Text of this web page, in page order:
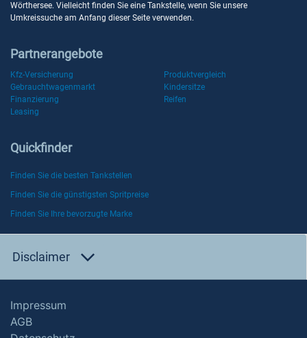
Wörthersee. Vielleicht finden Sie eine Tankstelle, wenn Sie unsere
Umkreissuche am Anfang dieser Seite verwenden.
Partnerangebote
Kfz-Versicherung
Produktvergleich
Gebrauchtwagenmarkt
Kindersitze
Finanzierung
Reifen
Leasing
Quickfinder
Finden Sie die besten Tankstellen
Finden Sie die günstigsten Spritpreise
Finden Sie Ihre bevorzugte Marke
Disclaimer
Impressum
AGB